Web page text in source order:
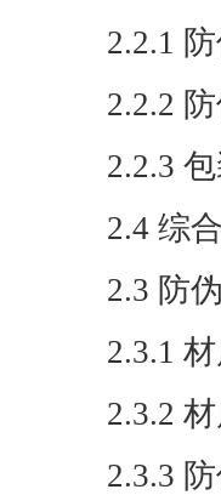
2.2.1
2.2.2
2.2.3
2.4 综
2.3 防
2.3.1
2.3.2
2.3.3